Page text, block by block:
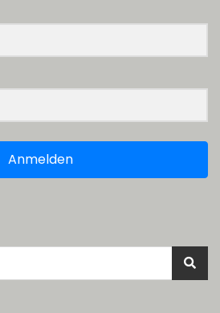
Anmelden